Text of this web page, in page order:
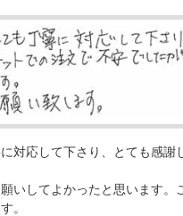
対応して下さり、とても感謝
いしてよかったと思います。
。